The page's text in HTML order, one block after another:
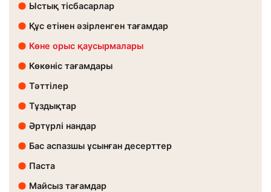
Ыстық тісбасарлар
Құс етінен әзірленген тағамдар
Көне орыс қаусырмалары
Көкөніс тағамдары
Тәттілер
Тұздықтар
Әртүрлі нандар
Бас аспазшы ұсынған десерттер
Паста
Майсыз тағамдар